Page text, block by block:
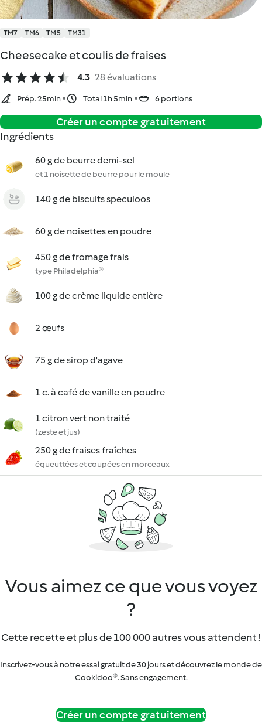
TM7 TM6 TM5 TM31
Cheesecake et coulis de fraises
4.3 28 évaluations
Prép. 25min Total 1h 5min 6 portions
Créer un compte gratuitement
Ingrédients
60 g de beurre demi-sel
et 1 noisette de beurre pour le moule
140 g de biscuits speculoos
60 g de noisettes en poudre
450 g de fromage frais
type Philadelphia®
100 g de crème liquide entière
2 œufs
75 g de sirop d'agave
1 c. à café de vanille en poudre
1 citron vert non traité
(zeste et jus)
250 g de fraises fraîches
équeuttées et coupées en morceaux
Vous aimez ce que vous voyez
?
Cette recette et plus de 100 000 autres vous attendent !
Inscrivez-vous à notre essai gratuit de 30 jours et découvrez le monde de
Cookidoo®. Sans engagement.
Créer un compte gratuitement